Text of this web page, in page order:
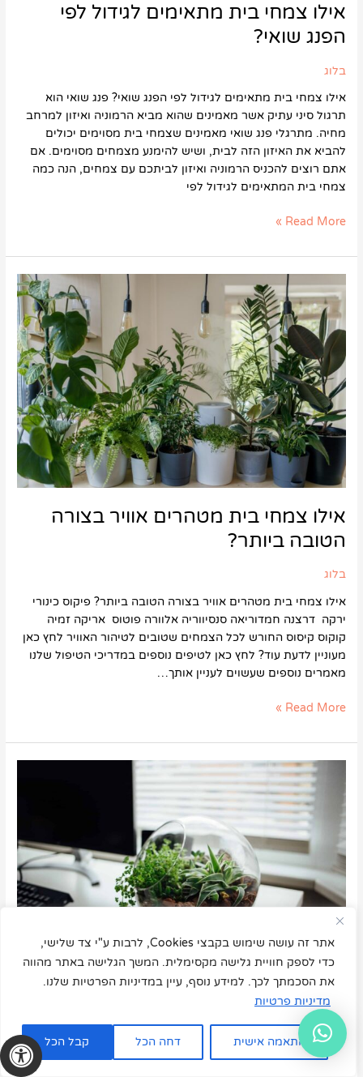
אתר זה עושה שימוש בקבצי Cookies, לרבות ע"י צד שלישי,
כדי לספק חוויית גלישה מקסימלית. המשך הגלישה באתר מהווה
את הסכמתך לכך. למידע נוסף, עיין במדיניות הפרטיות שלנו.
מדיניות פרטיות
התאמה אישית דחה הכל קבל הכל
אילו צמחי בית מתאימים לגידול לפי
הפנג שואי?
בלוג
אילו צמחי בית מתאימים לגידול לפי הפנג שואי? פנג שואי הוא
תרגול סיני עתיק אשר מאמינים שהוא מביא הרמוניה ואיזון למרחב
מחיה. מתרגלי פנג שואי מאמינים שצמחי בית מסוימים יכולים
להביא את האיזון הזה לבית, ושיש להימנע מצמחים מסוימים. אם
אתם רוצים להכניס הרמוניה ואיזון לביתכם עם צמחים, הנה כמה
צמחי בית המתאימים לגידול לפי
Read More »
אילו צמחי בית מטהרים אוויר בצורה
הטובה ביותר?
בלוג
אילו צמחי בית מטהרים אוויר בצורה הטובה ביותר? פיקוס כינורי
ירקה דרצנה חמדוריאה סנסיווריה אלוורה פוטוס אריקה זמיה
קוקוס קיסוס החורש לכל הצמחים שטובים לטיהור האוויר לחץ כאן
מעוניין לדעת עוד? לחץ כאן לטיפים נוספים במדריכי הטיפול שלנו
מאמרים נוספים שעשוים לעניין אותך…
צמחי
בית
מטהרים
אוויר
בצורה
הטובה
ביותר?
Read More »
אילו עציצים למשרד מתאימים שאינם
דורשים טיפול רב?
עציצים
למשרד
מתאימים
שאינם
דורשים
טיפול
רב?